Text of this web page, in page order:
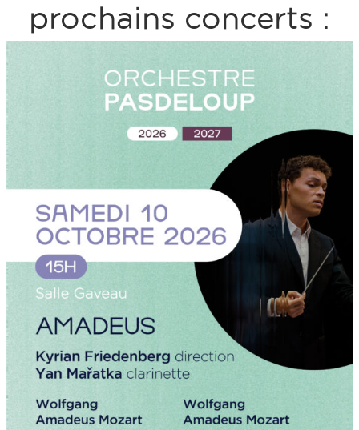
prochains concerts :